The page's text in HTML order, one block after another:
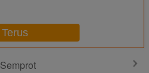
Terus